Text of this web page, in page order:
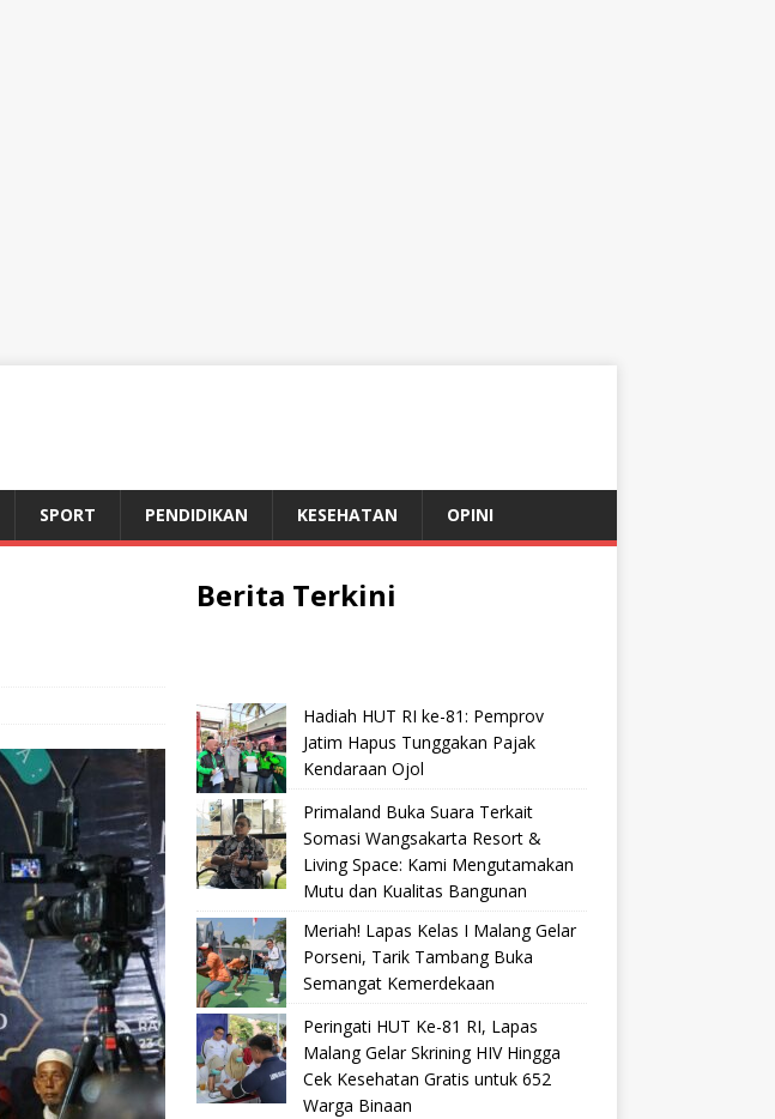
SPORT PENDIDIKAN KESEHATAN OPINI
Berita Terkini
Hadiah HUT RI ke-81: Pemprov
Jatim Hapus Tunggakan Pajak
Kendaraan Ojol
Primaland Buka Suara Terkait
Somasi Wangsakarta Resort &
Living Space: Kami Mengutamakan
Mutu dan Kualitas Bangunan
Meriah! Lapas Kelas I Malang Gelar
Porseni, Tarik Tambang Buka
Semangat Kemerdekaan
Peringati HUT Ke-81 RI, Lapas
Malang Gelar Skrining HIV Hingga
Cek Kesehatan Gratis untuk 652
Warga Binaan